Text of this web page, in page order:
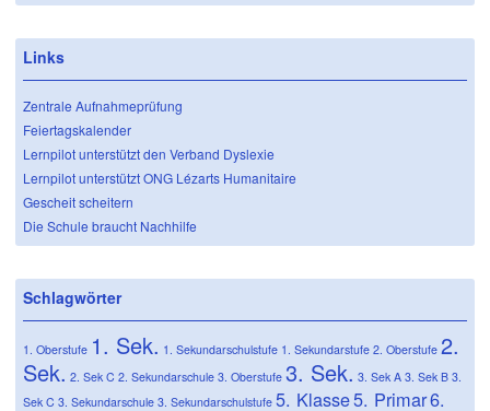
Links
Zentrale Aufnahmeprüfung
Feiertagskalender
Lernpilot unterstützt den Verband Dyslexie
Lernpilot unterstützt ONG Lézarts Humanitaire
Gescheit scheitern
Die Schule braucht Nachhilfe
Schlagwörter
1. Oberstufe 1. Sek. 1. Sekundarschulstufe 1. Sekundarstufe 2. Oberstufe 2.
Sek. 2. Sek C 2. Sekundarschule 3. Oberstufe 3. Sek. 3. Sek A 3. Sek B 3.
Sek C 3. Sekundarschule 3. Sekundarschulstufe 5. Klasse5. Primar6.